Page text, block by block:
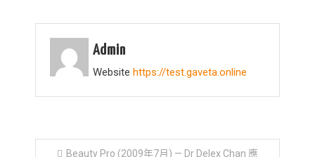
Delex
Admin
Website https://test.gaveta.online
Beauty Pro (2009年7月) — Dr Delex Chan 應